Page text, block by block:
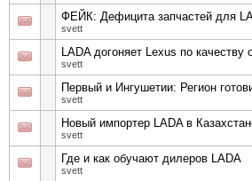
ФЕЙК: Дефицита запчастей для
svett
LADA догоняет Lexus по качеству
svett
Первый и Ингушетии: Регион
svett
Новый импортер LADA в
svett
Где и как обучают дилеров LADA
svett